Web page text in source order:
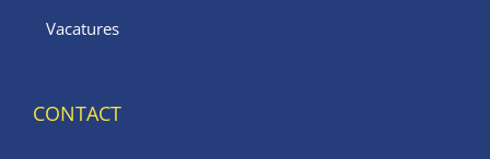
Vacatures
CONTACT